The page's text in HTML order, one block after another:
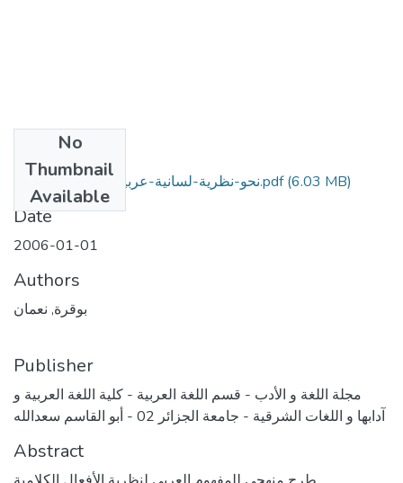
No
Thumbnail
Available
نحو-نظرية-لسانية-عربية-للأفعال-الكلامية.pdf(6.03 MB)
Date
2006-01-01
Authors
بوقرة, نعمان
Publisher
مجلة اللغة و الأدب - قسم اللغة العربية - كلية اللغة العربية و
آدابها و اللغات الشرقية - جامعة الجزائر 02 - أبو القاسم سعدالله
Abstract